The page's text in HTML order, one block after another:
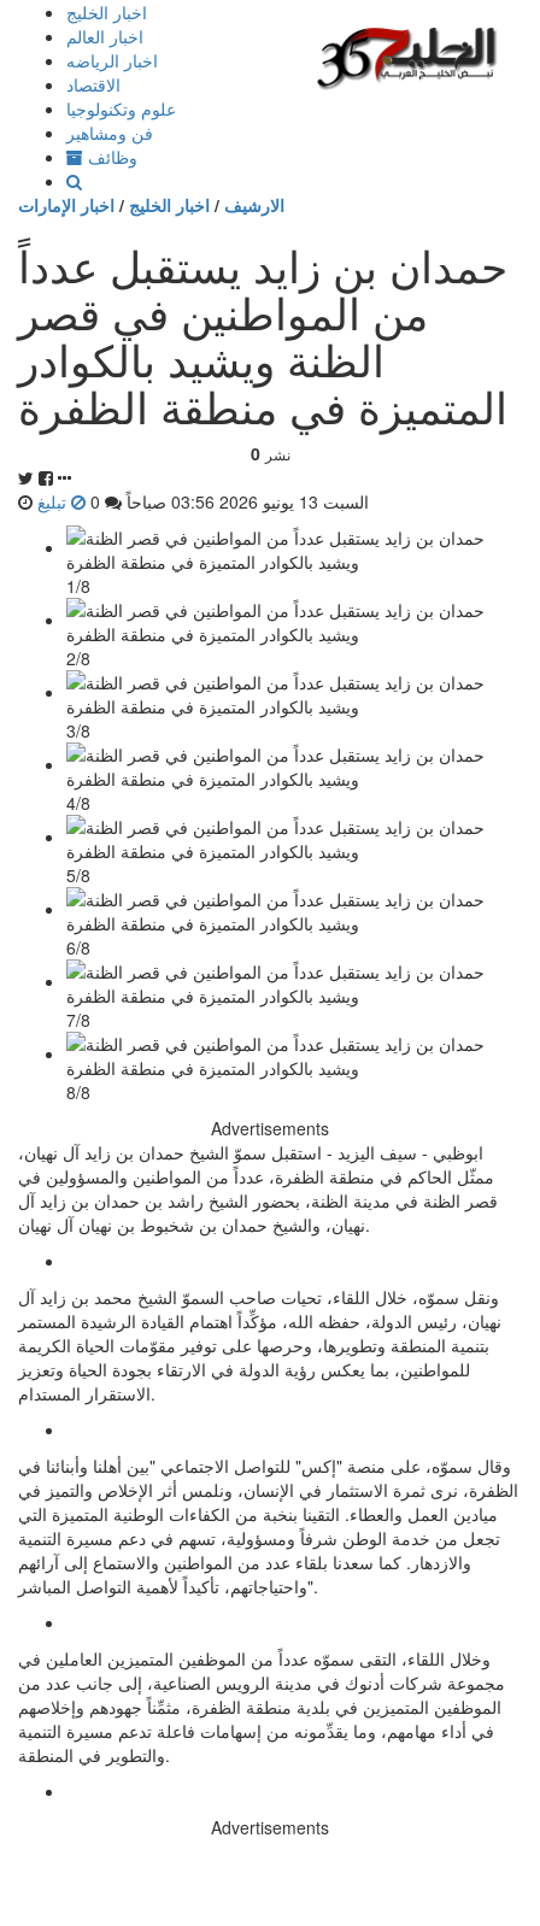
إذهب
المحتوى
اخبار الخليج
اخبار العالم
اخبار الرياضه
الاقتصاد
علوم وتكنولوجيا
فن ومشاهير
وظائف
الارشيف / اخبار الخليج / اخبار الإمارات
حمدان بن زايد يستقبل عدداً
من المواطنين في قصر
الظنة ويشيد بالكوادر
المتميزة في منطقة الظفرة
0 نشر
السبت 13 يونيو 2026 03:56 صباحاً تبليغ
1/8
2/8
3/8
4/8
5/8
6/8
7/8
8/8
Advertisements
ابوظبي - سيف اليزيد - استقبل سموّ الشيخ حمدان بن زايد آل نهيان،
ممثّل الحاكم في منطقة الظفرة، عدداً من المواطنين والمسؤولين في
قصر الظنة في مدينة الظنة، بحضور الشيخ راشد بن حمدان بن زايد آل
نهيان، والشيخ حمدان بن شخبوط بن نهيان آل نهيان.
ونقل سموّه، خلال اللقاء، تحيات صاحب السموّ الشيخ محمد بن زايد آل
نهيان، رئيس الدولة، حفظه الله، مؤكِّداً اهتمام القيادة الرشيدة المستمر
بتنمية المنطقة وتطويرها، وحرصها على توفير مقوّمات الحياة الكريمة
للمواطنين، بما يعكس رؤية الدولة في الارتقاء بجودة الحياة وتعزيز
الاستقرار المستدام.
وقال سموّه، على منصة "إكس" للتواصل الاجتماعي "بين أهلنا وأبنائنا في
الظفرة، نرى ثمرة الاستثمار في الإنسان، ونلمس أثر الإخلاص والتميز في
ميادين العمل والعطاء. التقينا بنخبة من الكفاءات الوطنية المتميزة التي
تجعل من خدمة الوطن شرفاً ومسؤولية، تسهم في دعم مسيرة التنمية
والازدهار. كما سعدنا بلقاء عدد من المواطنين والاستماع إلى آرائهم
واحتياجاتهم، تأكيداً لأهمية التواصل المباشر".
وخلال اللقاء، التقى سموّه عدداً من الموظفين المتميزين العاملين في
مجموعة شركات أدنوك في مدينة الرويس الصناعية، إلى جانب عدد من
الموظفين المتميزين في بلدية منطقة الظفرة، مثمِّناً جهودهم وإخلاصهم
في أداء مهامهم، وما يقدِّمونه من إسهامات فاعلة تدعم مسيرة التنمية
والتطوير في المنطقة.
Advertisements